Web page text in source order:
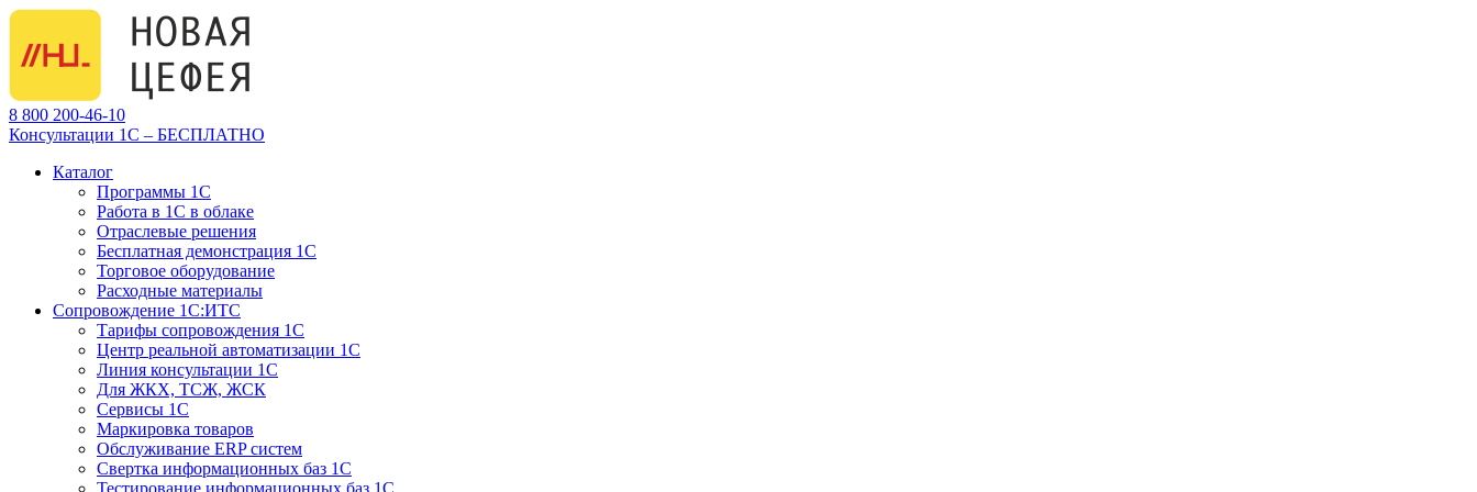
8 800 200-46-10
Консультации 1С – БЕСПЛАТНО
Каталог
Программы 1С
Работа в 1С в облаке
Отраслевые решения
Бесплатная демонстрация 1С
Торговое оборудование
Расходные материалы
Сопровождение 1С:ИТС
Тарифы сопровождения 1С
Центр реальной автоматизации 1С
Линия консультации 1С
Для ЖКХ, ТСЖ, ЖСК
Сервисы 1С
Маркировка товаров
Обслуживание ERP систем
Свертка информационных баз 1С
Тестирование информационных баз 1С